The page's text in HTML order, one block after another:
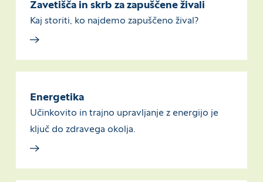
Zavetišča in skrb za zapuščene živali
Kaj storiti, ko najdemo zapuščeno žival?
Energetika
Učinkovito in trajno upravljanje z energijo je
ključ do zdravega okolja.